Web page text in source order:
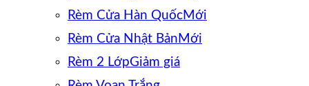
Rèm Cửa Hàn Quốc
Rèm Cửa Nhật Bản
Rèm 2 Lớp